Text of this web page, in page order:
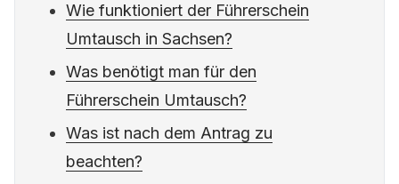
Wie funktioniert der Führerschein
Umtausch in Sachsen?
Was benötigt man für den
Führerschein Umtausch?
Was ist nach dem Antrag zu
beachten?